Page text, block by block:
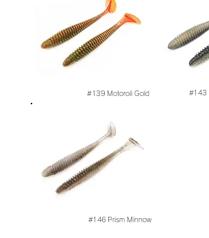
#139 Motoroil Gold #143
#146 Prism Minnow